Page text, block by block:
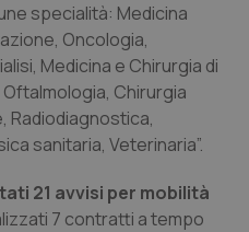
specialità: Medicina
Oncologia,
Medicina e Chirurgia di
Chirurgia
Radiodiagnostica,
sanitaria, Veterinaria”.
21 avvisi per mobilità
7 contratti a tempo